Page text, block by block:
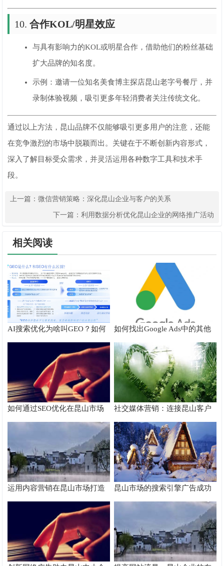
10.合作KOL/明星效应
与具有影响力的KOL或明星合作，借助他们的粉丝基础
扩大品牌的知名度。
示例：邀请一位知名美食博主探店昆山老字号餐厅，并
录制体验视频，吸引更多年轻消费者关注传统文化。
通过以上方法，昆山品牌不仅能够吸引更多用户的注意，还能
在竞争激烈的市场中脱颖而出。关键在于不断创新内容形式，
深入了解目标受众需求，并灵活运用各种数字工具和技术手
段。
上一篇：微信营销策略：深化昆山企业与客户的关系
下一篇： 利用数据分析优化昆山企业的网络推广活动
相关阅读
AI搜索优化为啥叫GEO？如何
在AI搜索中获得排名？
如何找出Google Ads中的其他
搜索字词
如何通过SEO优化在昆山市场
脱颖而出
社交媒体营销：连接昆山客户
的桥梁
运用内容营销在昆山市场打造
品牌影响力
昆山市场的搜索引擎广告成功
案例分析